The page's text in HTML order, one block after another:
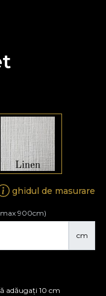
ghidul de masurare
cm
900cm)
adăugați 10 cm